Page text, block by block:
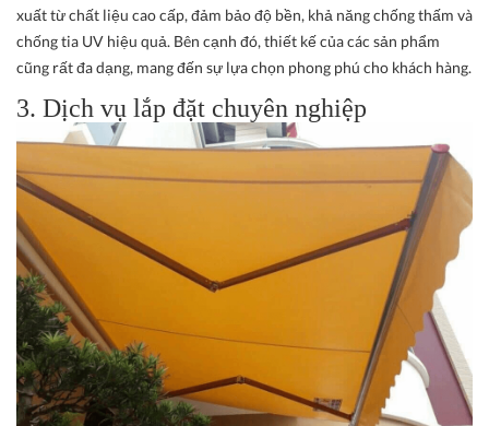
xuất từ chất liệu cao cấp, đảm bảo độ bền, khả năng chống thấm và
chống tia UV hiệu quả. Bên cạnh đó, thiết kế của các sản phẩm
cũng rất đa dạng, mang đến sự lựa chọn phong phú cho khách hàng.
3. Dịch vụ lắp đặt chuyên nghiệp